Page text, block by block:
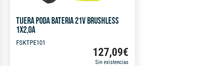
TIJERA PODA BATERIA 21V BRUSHLESS
1X2,0A
FSKTPE101
127,09€
Sin existencias